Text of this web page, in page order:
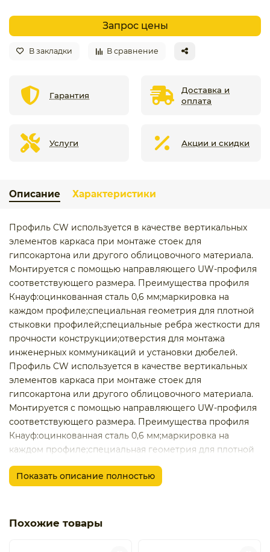
Запрос цены
В закладки В сравнение
Гарантия
Доставка и
оплата
Услуги Акции и скидки
Описание Характеристики
Профиль CW используется в качестве вертикальных
элементов каркаса при монтаже стоек для
гипсокартона или другого облицовочного материала.
Монтируется с помощью направляющего UW-профиля
соответствующего размера. Преимущества профиля
Кнауф:оцинкованная сталь 0,6 мм;маркировка на
каждом профиле;специальная геометрия для плотной
стыковки профилей;специальные ребра жесткости для
прочности конструкции;отверстия для монтажа
инженерных коммуникаций и установки дюбелей.
Профиль CW используется в качестве вертикальных
элементов каркаса при монтаже стоек для
гипсокартона или другого облицовочного материала.
Монтируется с помощью направляющего UW-профиля
соответствующего размера. Преимущества профиля
Кнауф:оцинкованная сталь 0,6 мм;маркировка на
каждом профиле;специальная геометрия для плотной
стыковки профилей;специальные ребра жесткости для
прочности конструкции;отверстия для монтажа
Показать описание полностью
Похожие товары